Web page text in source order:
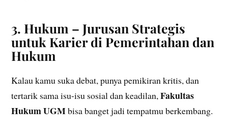
3. Hukum – Jurusan Strategis
untuk Karier di Pemerintahan dan
Hukum
Kalau kamu suka debat, punya pemikiran kritis, dan
tertarik sama isu-isu sosial dan keadilan,Fakultas
Hukum UGMbisa banget jadi tempatmu berkembang.